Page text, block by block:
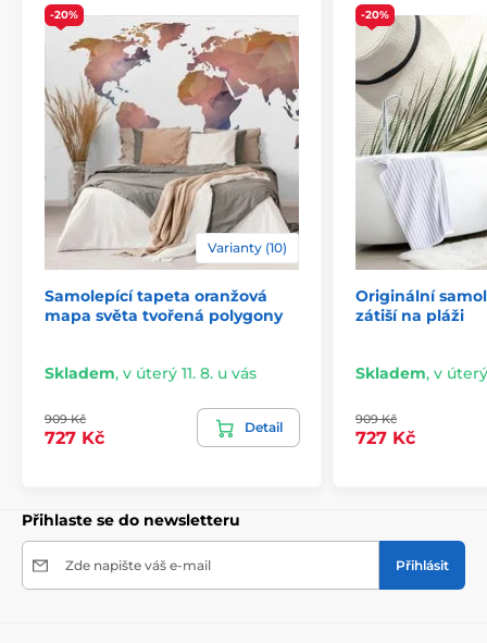
Ekologické a zdravotně nezávadné
Použitá technologie je šetrná k životnímu prostředí, což
zajišťuje bezpečnost použití v jakékoli místnosti.
Použité barvy splňují přísné normy chemické
bezpečnosti a mají certifikace VOC a GREENGUARD
GOLD. Naše samolepicí tapety navíc neobsahují PVC a
lepidlo je založeno na vodní bázi.
Před aplikací se ujistěte, že je stěna hladká, čistá a
zbavená mastnoty i prachu. Pro ideální výsledek
-20%
Varianty (10)
Samolepící tapeta oranžová
mapa světa tvořená polygony
Skladem, v úterý 11. 8. u vás
909 Kč
727 Kč
Detail
-20%
Originální
zátiší na pláži
Skladem, v úterý
909 Kč
727 Kč
Přihlaste se do newsletteru
Zde napište váš e-mail Přihlásit